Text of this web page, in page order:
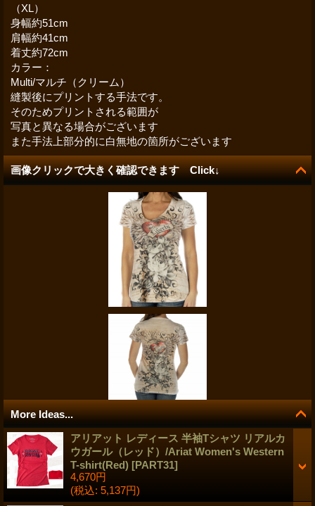
（XL）
身幅約51cm
肩幅約41cm
着丈約72cm
カラー：
Multi/マルチ（クリーム）
縫製後にプリントする手法です。
そのためプリントされる範囲が
写真と異なる場合がございます
また手法上部分的に白無地の箇所がございます
画像クリックで大きく確認できます Click↓
More Ideas...
アリアット レディース 半袖Tシャツ リアルカ
ウガール（レッド）/Ariat Women's Western
T-shirt(Red) [PART31]
4,670円
(税込: 5,137円)